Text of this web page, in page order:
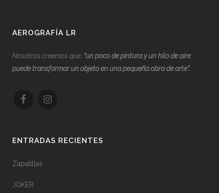
AEROGRAFÍA LR
Nosotros creemos que, “un poco de pintura y un hilo de aire
puede transformar un objeto en una pequeña obra de arte”.
ENTRADAS RECIENTES
Zapatillas
JOKER